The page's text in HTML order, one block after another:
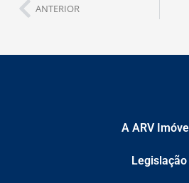
ANTERIOR
A ARV
Legislação